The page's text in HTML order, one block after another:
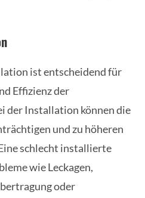
ist entscheidend für
Effizienz der
der Installation können die
und zu höheren
schlecht installierte
wie Leckagen,
oder